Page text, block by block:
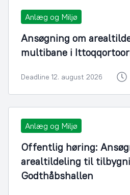
Anlæg og Miljø
Ansøgning om
multibane i
Deadline 12. august 2026
Anlæg og Miljø
Offentlig høring:
arealtildeling til
Godthåbshallen